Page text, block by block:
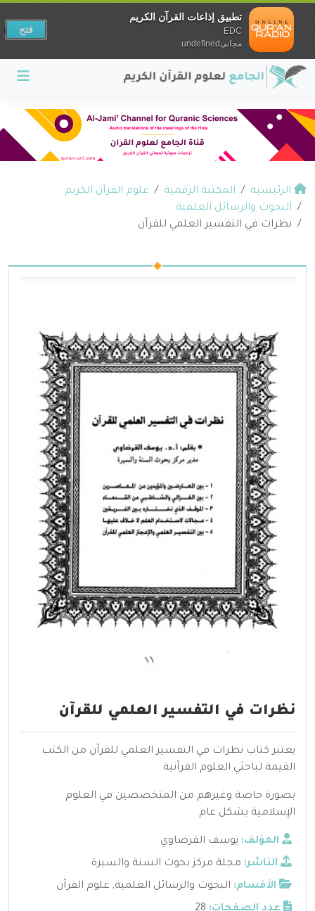
الرئيسية المكتبة الرقمية
علوم القرآن الكريم
البحوث والرسائل العلمية
نظرات في التفسير العلمي للقرآن
نظرات في التفسير العلمي للقرآن
يعتبر كتاب نظرات في التفسير العلمي للقرآن من الكتب
القيمة لباحثي العلوم القرآنية
بصورة خاصة وغيرهم من المتخصصين في العلوم
الإسلامية بشكل عام
المؤلف: يوسف القرضاوي
الناشر: مجلة مركز بحوث السنة والسيرة
الأقسام: البحوث والرسائل العلمية, علوم القرآن
تطبيق إذاعات القرآن الكريم
EDC
مجانيundefined
فتح